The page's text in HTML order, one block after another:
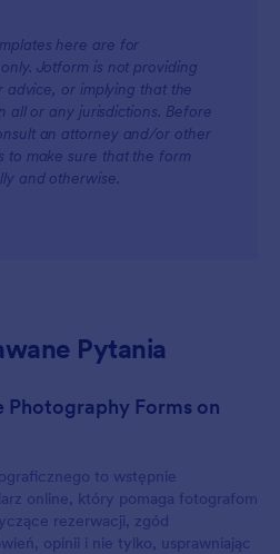
here are for
Jotform is not providing
or implying that the
all or any jurisdictions. Before
an attorney and/or other
to make sure that the form
and otherwise.
Pytania
Photography Forms on
to wstępnie
online, który pomaga fotografom
rezerwacji, zgód
opinii i nie tylko, usprawniając